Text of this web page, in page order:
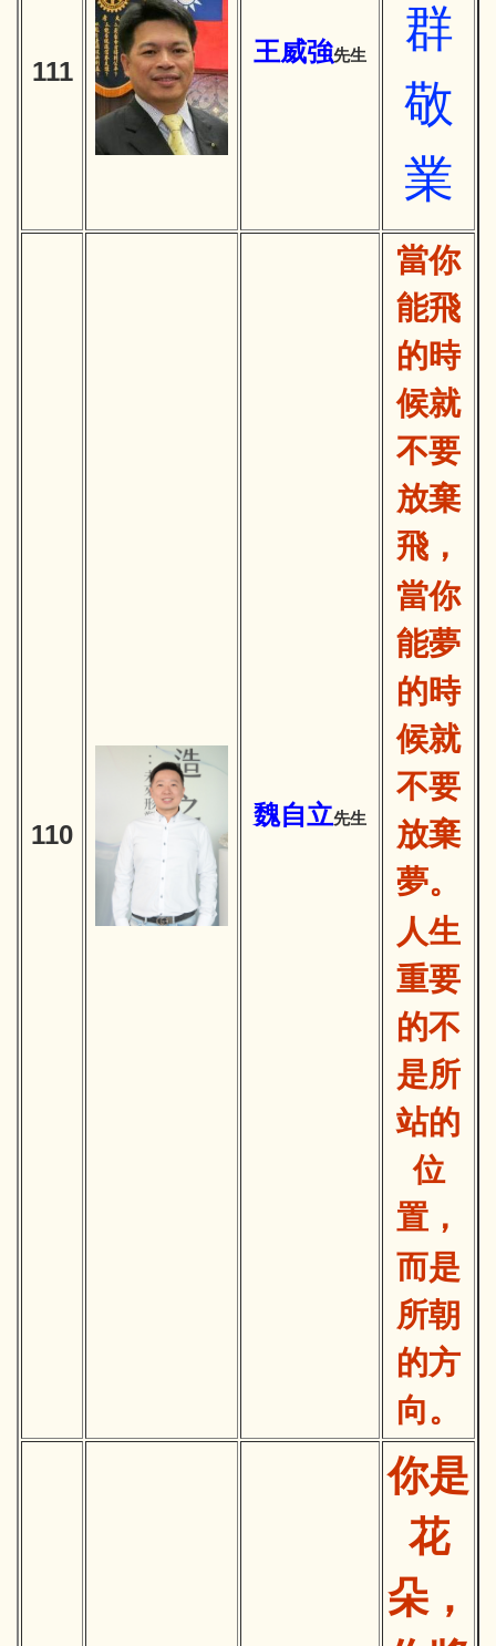
111
王威強先生
群
敬
業
110
魏自立先生
當你
能飛
的時
候就
不要
放棄
飛，
當你
能夢
的時
候就
不要
放棄
夢。
人生
重要
的不
是所
站的
位
置，
而是
所朝
的方
向。
你是
花
朵，